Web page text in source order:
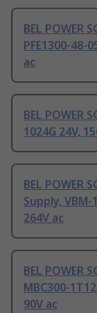
BEL POWER
PFE1300-48-
ac
BEL POWER
1024G 24V,
BEL POWER
Supply,
264V ac
BEL POWER
MBC300-
90V ac